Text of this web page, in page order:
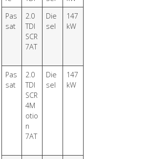
Pas
sat
2.0
TDI
SCR
7AT
Die
sel
147
kW
Pas
sat
2.0
TDI
SCR
4M
otio
n
7AT
Die
sel
147
kW